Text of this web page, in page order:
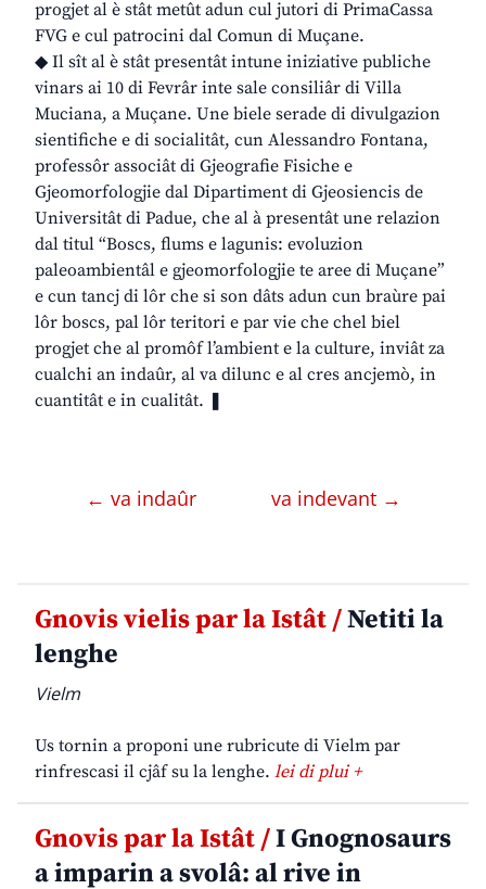
progjet al è stât metût adun cul jutori di PrimaCassa
FVG e cul patrocini dal Comun di Muçane.
◆ Il sît al è stât presentât intune iniziative publiche
vinars ai 10 di Fevrâr inte sale consiliâr di Villa
Muciana, a Muçane. Une biele serade di divulgazion
sientifiche e di socialitât, cun Alessandro Fontana,
professôr associât di Gjeografie Fisiche e
Gjeomorfologjie dal Dipartiment di Gjeosiencis de
Universitât di Padue, che al à presentât une relazion
dal titul “Boscs, flums e lagunis: evoluzion
paleoambientâl e gjeomorfologjie te aree di Muçane”
e cun tancj di lôr che si son dâts adun cun braùre pai
lôr boscs, pal lôr teritori e par vie che chel biel
progjet che al promôf l’ambient e la culture, inviât za
cualchi an indaûr, al va dilunc e al cres ancjemò, in
cuantitât e in cualitât. ❚
← va indaûr va indevant →
Gnovis vielis par la Istât /Netiti la
lenghe
Vielm
Us tornin a proponi une rubricute di Vielm par
rinfrescasi il cjâf su la lenghe. lei di plui +
Gnovis par la Istât /I Gnognosaurs
a imparin a svolâ: al rive in